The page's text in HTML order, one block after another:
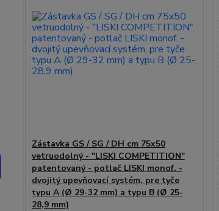
Zástavka GS / SG / DH cm 75x50
vetruodolný - "LISKI COMPETITION"
patentovaný - potlač LISKI monof. -
dvojitý upevňovací systém, pre tyče
typu A (Ø 29-32 mm) a typu B (Ø 25-
28,9 mm)